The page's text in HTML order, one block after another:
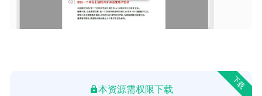
下载
本资源需权限下载